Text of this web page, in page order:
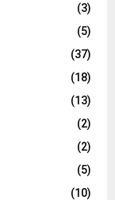
(3)
(5)
(37)
(18)
(13)
(2)
(2)
(5)
(10)